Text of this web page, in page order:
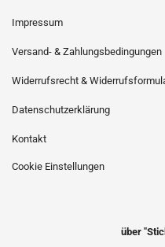
Impressum
Versand- & Zahlungsbedingungen
Widerrufsrecht &
Datenschutzerklärung
Kontakt
Cookie Einstellungen
über